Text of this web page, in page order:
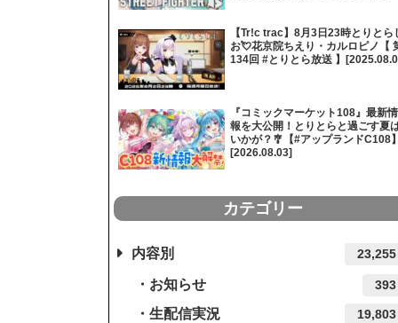
【Tr!c trac】8月3日23時とりとら
お💘花京院ちえり・カルロピノ【
134回 #とりとら放送 】
『コミックマーケット108』最新情
報を大公開！とりとらと過ごす夏
いかが？🎐【#アップランドC108】
[2026.08.03]
カテゴリー
内容別 23,255
お知らせ 393
生配信実況 19,803